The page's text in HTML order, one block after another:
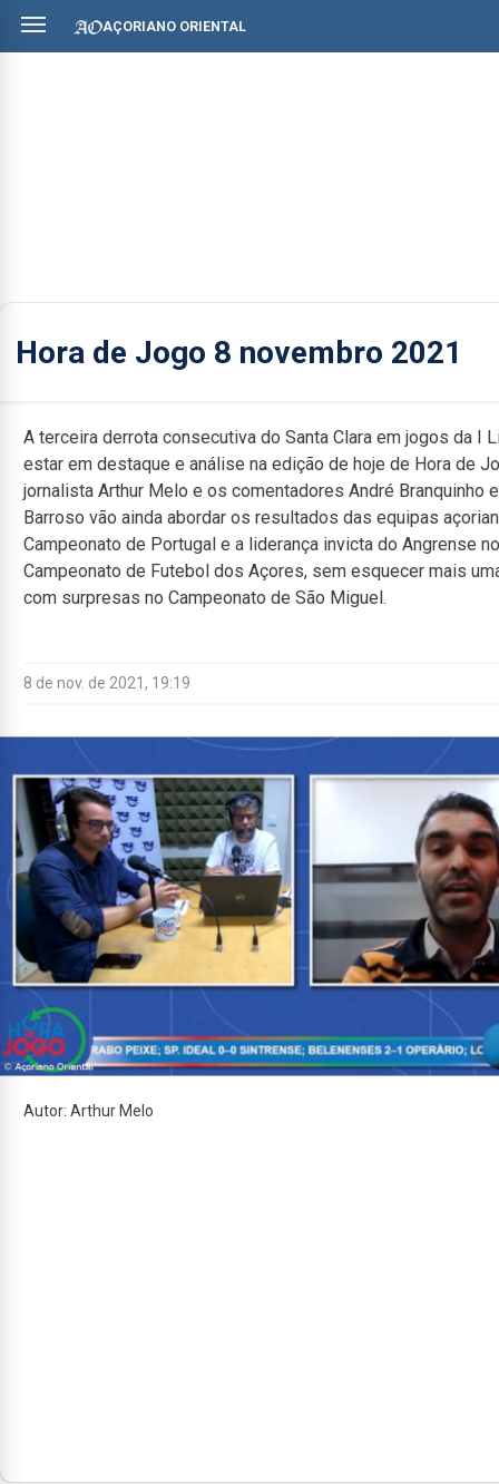
AÇORIANO ORIENTAL
Hora de Jogo 8 novembro 2021
A terceira derrota consecutiva do Santa Clara em jogos da I
estar em destaque e análise na edição de hoje de Hora de
jornalista Arthur Melo e os comentadores André Branquinho
Barroso vão ainda abordar os resultados das equipas
Campeonato de Portugal e a liderança invicta do Angrense no
Campeonato de Futebol dos Açores, sem esquecer mais
com surpresas no Campeonato de São Miguel.
8 de nov. de 2021, 19:19
Autor: Arthur Melo